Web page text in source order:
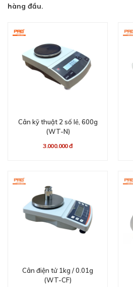
hàng đầu.
Cân kỹ thuật 2 số lẻ, 600g
(WT-N)
3.000.000 đ
Cân điện tử 1kg / 0.01g
(WT-CF)